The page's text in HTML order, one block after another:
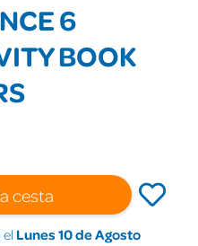
6
BOOK
cesta
Lunes 10 de Agosto